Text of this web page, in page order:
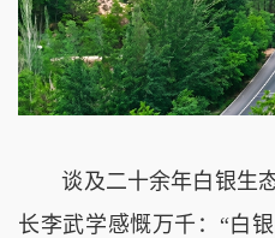
谈及二十余年白银生态
长李武学感慨万千：“白